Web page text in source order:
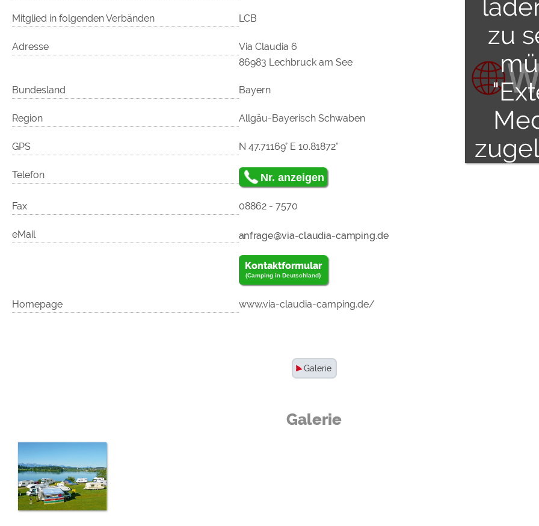
Mitglied in folgenden Verbänden LCB
Adresse
Via Claudia 6
86983 Lechbruck am See
Bundesland Bayern
Region Allgäu-Bayerisch Schwaben
GPS N 47.71169° E 10.81872°
Telefon Nr. anzeigen
Fax 08862 - 7570
eMail
Kontaktformular
(Camping in Deutschland)
Homepage www.via-claudia-camping.de/
zu
Galerie
Galerie